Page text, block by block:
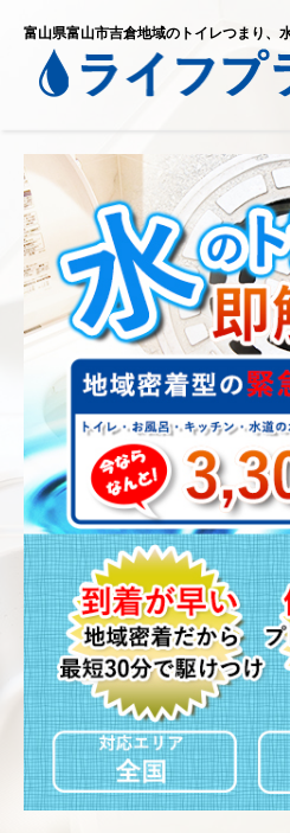
富山県富山市吉倉地域のトイレつまり、